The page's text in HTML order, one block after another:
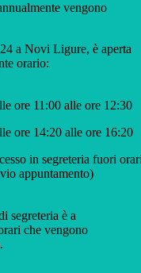
vengono
a Novi Ligure, è aperta
orario:
ore 11:00 alle ore 12:30
ore 14:20 alle ore 16:20
in segreteria fuori
appuntamento)
segreteria è a
che vengono